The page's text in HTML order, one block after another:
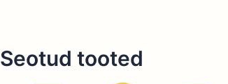
Seotud tooted